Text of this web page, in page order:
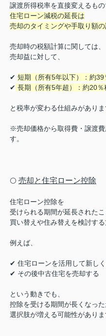
譲渡所得税率を直接変えるもの
住宅ローン減税の延長は
売却のタイミングや手取り額の
売却時の税額計算に関しては、
売却益に対して、
✔ 短期（所有5年以下）：約39
✔ 長期（所有5年超）：約20％
と税率が変わる仕組みがありま
※売却価格から取得費・譲渡
す。
⚪️ 売却と住宅ローン控除
住宅ローン控除を
受けられる期間が延長されたこ
買い替えや住み替えを検討する
例えば、
✔ 住宅ローンを活用して新し
✔ その後中古住宅を売却する
という動きでも、
控除を受ける期間が長くなっ
選択肢が増える可能性がありま